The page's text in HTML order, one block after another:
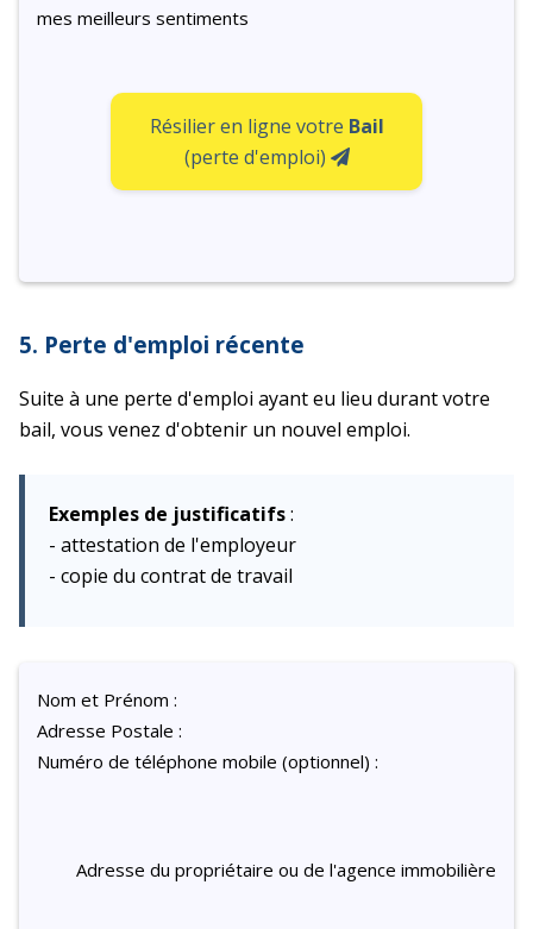
mes meilleurs sentiments
Résilier en ligne votre Bail
(perte d'emploi)
5. Perte d'emploi récente
Suite à une perte d'emploi ayant eu lieu durant votre
bail, vous venez d'obtenir un nouvel emploi.
Exemples de justificatifs:
- attestation de l'employeur
- copie du contrat de travail
Nom et Prénom :
Adresse Postale :
Numéro de téléphone mobile (optionnel) :
Adresse du propriétaire ou de l'agence immobilière